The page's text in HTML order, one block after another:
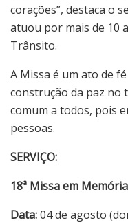
corações”, destaca o
atuou por mais de 10
Trânsito.
A Missa é um ato de
construção da paz no
comum a todos, pois
pessoas.
SERVIÇO:
18ª Missa em
Data:04 de agosto